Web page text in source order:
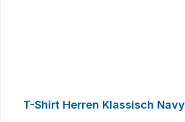
T-Shirt Herren Klassisch Navy